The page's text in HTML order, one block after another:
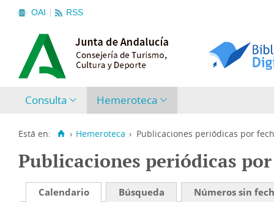
OAI RSS
Consulta Hemeroteca
Está en: › Hemeroteca › Publicaciones periódicas por
Publicaciones periódicas
Calendario Búsqueda
Números sin